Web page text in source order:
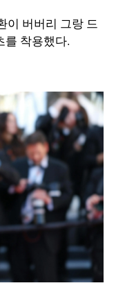
이 버버리 그랑 드
를 착용했다.